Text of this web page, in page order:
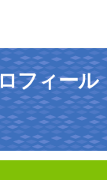
フィール